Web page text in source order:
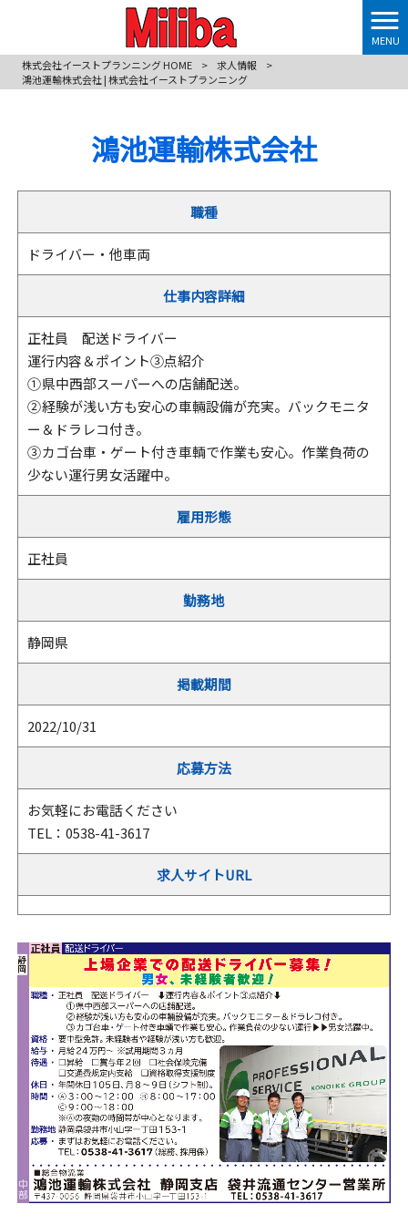
MENU
株式会社イーストプランニング HOME
> 求人情報
>
鴻池運輸株式会社 | 株式会社イーストプランニング
鴻池運輸株式会社
職種
ドライバー・他車両
仕事内容詳細
正社員 配送ドライバー
運行内容＆ポイント③点紹介
① 県中西部スーパーへの店舗配送。
② 経験が浅い方も安心の車輛設備が充実。バックモニタ
ー＆ドラレコ付き。
③ カゴ台車・ゲート付き車輌で作業も安心。作業負荷の
少ない運行男女活躍中。
雇用形態
正社員
勤務地
静岡県
掲載期間
2022/10/31
応募方法
お気軽にお電話ください
TEL：0538-41-3617
求人サイトURL